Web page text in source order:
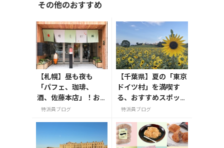
その他のおすすめ
【札幌】昼も夜も
「パフェ、珈琲、
酒、佐藤本店」！お
土産は「佐藤堂本
特派員ブログ
【千葉県】夏の「東京
ドイツ村」を満喫す
る、おすすめスポット
3選
特派員ブログ